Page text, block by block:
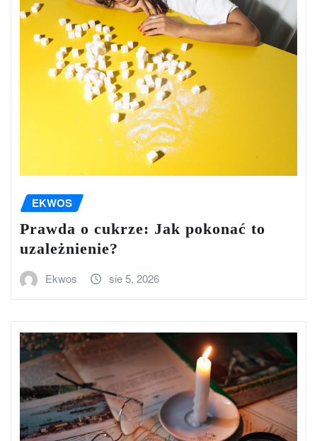
EKWOS
Prawda o cukrze: Jak pokonać to
uzależnienie?
Ekwos sie 5, 2026